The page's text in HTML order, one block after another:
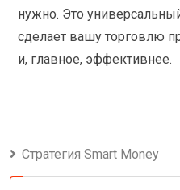
нужно. Это
сделает вашу торговлю
и, главное, эффективнее.
Стратегия Smart Money